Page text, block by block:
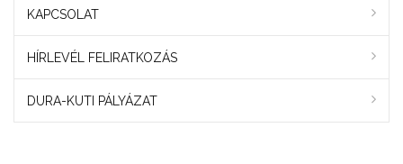
KAPCSOLAT
HÍRLEVÉL FELIRATKOZÁS
DURA-KUTI PÁLYÁZAT